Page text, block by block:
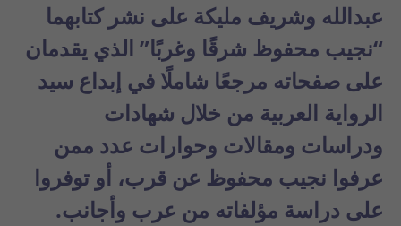
عبدالله وشريف مليكة على نشر كتابهما
“نجيب محفوظ شرقًا وغربًا” الذي يقدمان
على صفحاته مرجعًا شاملًا في إبداع سيد
الرواية العربية من خلال شهادات
ودراسات ومقالات وحوارات عدد ممن
عرفوا نجيب محفوظ عن قرب، أو توفروا
على دراسة مؤلفاته من عرب وأجانب.